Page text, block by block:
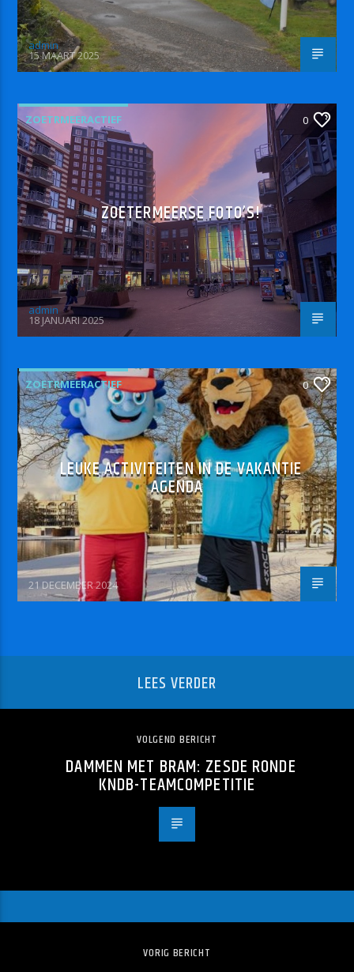
admin
15 MAART 2025
ZOETRMEERACTIEF 0
ZOETERMEERSE FOTO’S!
admin
18 JANUARI 2025
ZOETRMEERACTIEF 0
LEUKE ACTIVITEITEN IN DE VAKANTIE
AGENDA
21 DECEMBER 2024
LEES VERDER
VOLGEND BERICHT
DAMMEN MET BRAM: ZESDE RONDE
KNDB-TEAMCOMPETITIE
VORIG BERICHT